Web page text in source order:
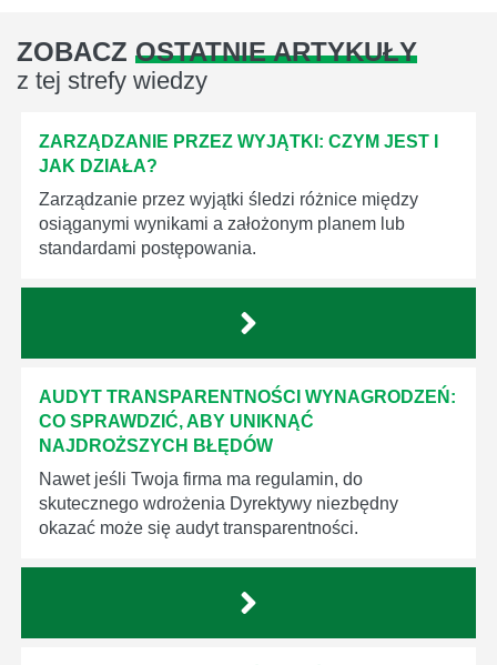
ZOBACZ OSTATNIE ARTYKUŁY
z tej strefy wiedzy
ZARZĄDZANIE PRZEZ WYJĄTKI: CZYM JEST I
JAK DZIAŁA?
Zarządzanie przez wyjątki śledzi różnice między
osiąganymi wynikami a założonym planem lub
standardami postępowania.
AUDYT TRANSPARENTNOŚCI WYNAGRODZEŃ:
CO SPRAWDZIĆ, ABY UNIKNĄĆ
NAJDROŻSZYCH BŁĘDÓW
Nawet jeśli Twoja firma ma regulamin, do
skutecznego wdrożenia Dyrektywy niezbędny
okazać może się audyt transparentności.